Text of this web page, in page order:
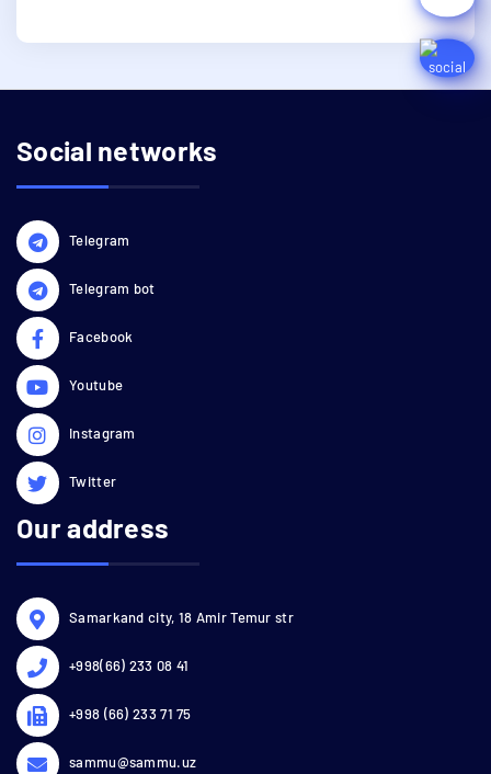
Social networks
Telegram
Telegram bot
Facebook
Youtube
Instagram
Twitter
Our address
Samarkand city, 18 Amir Temur str
+998(66) 233 08 41
+998 (66) 233 71 75
sammu@sammu.uz